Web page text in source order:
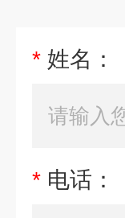
* 姓名：
* 电话：